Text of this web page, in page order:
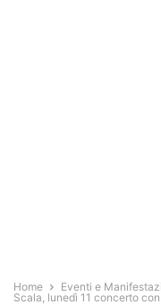
Home Eventi e
Scala, lunedì 11 concerto